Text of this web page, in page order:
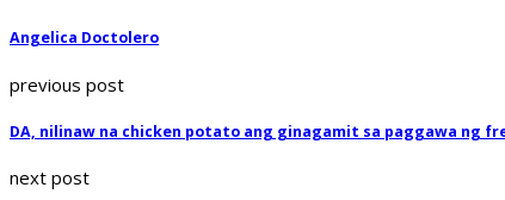
Angelica Doctolero
previous post
DA, nilinaw na chicken potato ang ginagamit sa paggawa ng
next post